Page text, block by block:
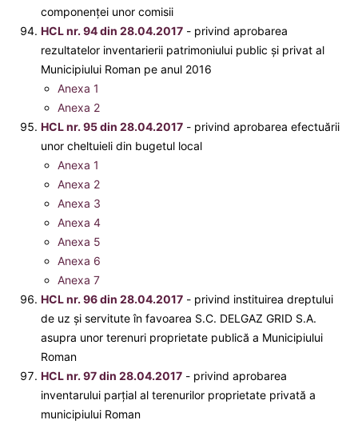
componenţei unor comisii
HCL nr. 94 din 28.04.2017 - privind aprobarea
rezultatelor inventarierii patrimoniului public și privat al
Municipiului Roman pe anul 2016
Anexa 1
Anexa 2
HCL nr. 95 din 28.04.2017 - privind aprobarea efectuării
unor cheltuieli din bugetul local
Anexa 1
Anexa 2
Anexa 3
Anexa 4
Anexa 5
Anexa 6
Anexa 7
HCL nr. 96 din 28.04.2017 - privind instituirea dreptului
de uz şi servitute în favoarea S.C. DELGAZ GRID S.A.
asupra unor terenuri proprietate publică a Municipiului
Roman
HCL nr. 97 din 28.04.2017 - privind aprobarea
inventarului parţial al terenurilor proprietate privată a
municipiului Roman